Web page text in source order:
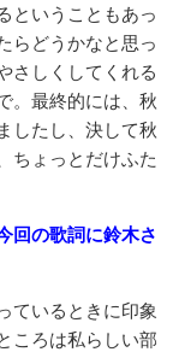
ということもあっ
らどうかなと思っ
さしくしてくれる
。最終的には、秋
したし、決して秋
ちょっとだけふた
回の歌詞に鈴木さ
いるときに印象
ころは私らしい部